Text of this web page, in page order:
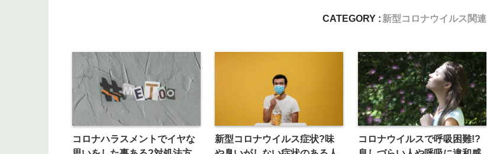
CATEGORY : 新型コロナウイルス関連
コロナハラスメントでイヤな
新型コロナウイルス症状?味
コロナウイルスで呼吸困難!?